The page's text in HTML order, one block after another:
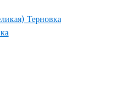
Терновка